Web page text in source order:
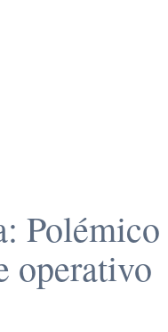
Polémico
operativo